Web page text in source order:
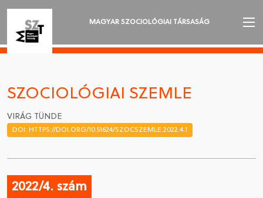
MAGYAR SZOCIOLÓGIAI TÁRSASÁG
AKTUALITÁSOK
VÁNDORGYŰLÉSEK
SZAKOSZTÁLYOK
DÍJAK
SZOCIOLÓGIAI SZEMLE
VIRÁG TÜNDE
DOI: HTTPS://DOI.ORG/10.51624/SZOCSZEMLE.2022.4.1
2022/4. szám